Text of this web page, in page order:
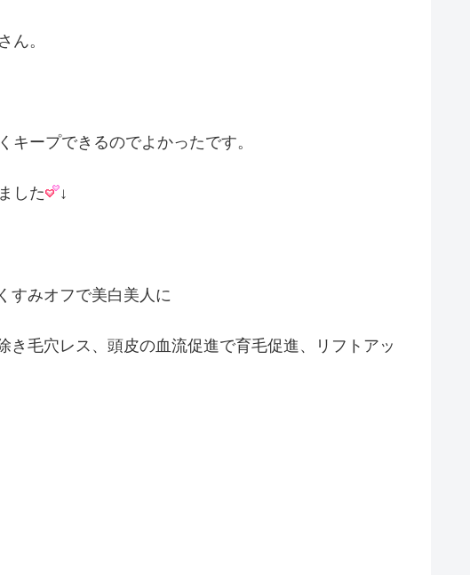
ん。
ープできるのでよかったです。
した ↓
すみオフで美白美人に
き毛穴レス、頭皮の血流促進で育毛促進、リフトアッ